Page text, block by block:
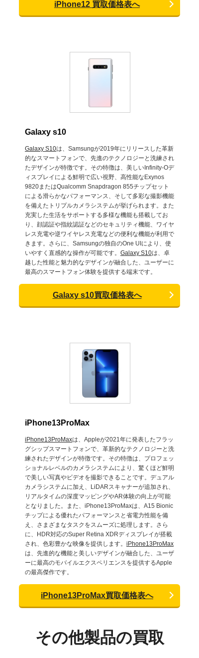
iPhone12 買取価格表へ
Galaxy s10
Galaxy S10は、Samsungが2019年にリリースした革新
的なスマートフォンで、先進のテクノロジーと洗練され
たデザインが特徴です。その特徴は、美しいInfinity-Oデ
ィスプレイによる鮮明で広い視野、高性能なExynos
9820またはQualcomm Snapdragon 855チップセット
による滑らかなパフォーマンス、そして多彩な撮影機能
を備えたトリプルカメラシステムが挙げられます。また
充実した生活をサポートする多様な機能も搭載してお
り、顔認証や指紋認証などのセキュリティ機能、ワイヤ
レス充電や逆ワイヤレス充電などの便利な機能が利用で
きます。さらに、Samsungの独自のOne UIにより、使
いやすく直感的な操作が可能です。 Galaxy S10は、卓
越した性能と魅力的なデザインが融合した、ユーザーに
最高のスマートフォン体験を提供する端末です。
Galaxy s10買取価格表へ
iPhone13ProMax
iPhone13ProMaxは、Appleが2021年に発表したフラッ
グシップスマートフォンで、革新的なテクノロジーと洗
練されたデザインが特徴です。その特徴は、プロフェッ
ショナルレベルのカメラシステムにより、驚くほど鮮明
で美しい写真やビデオを撮影できることです。デュアル
カメラシステムに加え、LiDARスキャナーが追加され、
リアルタイムの深度マッピングやAR体験の向上が可能
となりました。また、iPhone13ProMaxは、A15 Bionic
チップによる優れたパフォーマンスと省電力性能を備
え、さまざまなタスクをスムーズに処理します。さら
に、HDR対応のSuper Retina XDRディスプレイが搭載
され、色彩豊かな映像を提供します。 iPhone13ProMax
は、先進的な機能と美しいデザインが融合した、ユーザ
ーに最高のモバイルエクスペリエンスを提供するApple
の最高傑作です。
iPhone13ProMax買取価格表へ
その他製品の買取